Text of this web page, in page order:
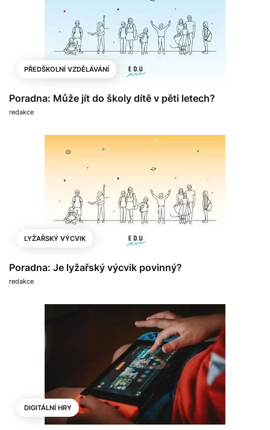
PŘEDŠKOLNÍ VZDĚLÁVÁNÍ
Poradna: Může jít do školy dítě v pěti letech?
redakce
LYŽAŘSKÝ VÝCVIK
Poradna: Je lyžařský výcvik povinný?
redakce
DIGITÁLNÍ HRY